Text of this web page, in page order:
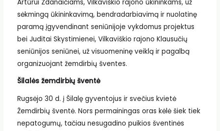
Artūrui Zdanaičiams, Vilkaviškio rajono ūkininkams, už
sėkmingą ūkininkavimą, bendradarbiavimą ir nuolatinę
paramą įgyvendinant seniūnijoje vykdomus projektus
bei Juditai Skystimienei, Vilkaviškio rajono Klausučių
seniūnijos seniūnei, už visuomeninę veiklą ir pagalbą
organizuojant žemdirbių šventes.
Šilalės žemdirbių šventė
Rugsėjo 30 d. į Šilalę gyventojus ir svečius kvietė
Žemdirbių šventė. Nors permainingas oras kėlė šiek tiek
nepatogumų, tačiau nesugadino puikios šventinės